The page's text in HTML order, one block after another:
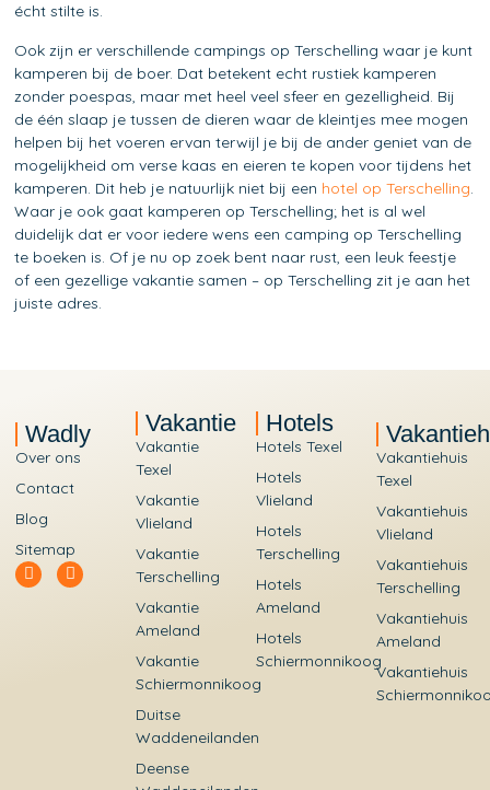
écht stilte is.
Ook zijn er verschillende campings op Terschelling waar je kunt
kamperen bij de boer. Dat betekent echt rustiek kamperen
zonder poespas, maar met heel veel sfeer en gezelligheid. Bij
de één slaap je tussen de dieren waar de kleintjes mee mogen
helpen bij het voeren ervan terwijl je bij de ander geniet van de
mogelijkheid om verse kaas en eieren te kopen voor tijdens het
kamperen. Dit heb je natuurlijk niet bij een hotel op Terschelling
Waar je ook gaat kamperen op Terschelling; het is al wel
duidelijk dat er voor iedere wens een camping op Terschelling
te boeken is. Of je nu op zoek bent naar rust, een leuk feestje
of een gezellige vakantie samen – op Terschelling zit je aan het
juiste adres.
Wadly
Over ons
Contact
Blog
Sitemap
Vakantie
Vakantie
Texel
Vakantie
Vlieland
Vakantie
Terschelling
Vakantie
Ameland
Vakantie
Schiermonnikoog
Duitse
Waddeneilanden
Deense
Hotels
Hotels Texel
Hotels
Vlieland
Hotels
Terschelling
Hotels
Ameland
Hotels
Schiermonnikoog
Vakantiehuis
Texel
Vakantiehuis
Vlieland
Vakantiehuis
Terschelling
Vakantiehuis
Ameland
Vakantiehuis